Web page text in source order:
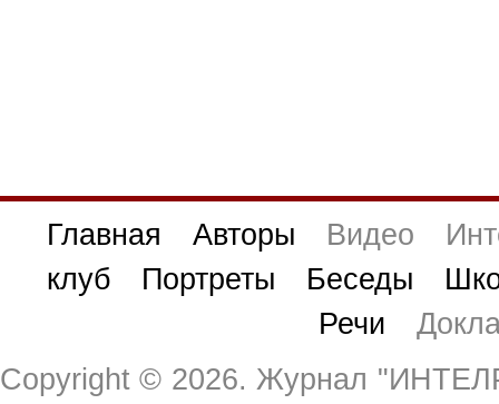
Главная Авторы Видео
клуб
Портреты Беседы
Речи
Copyright © 2026. Журнал